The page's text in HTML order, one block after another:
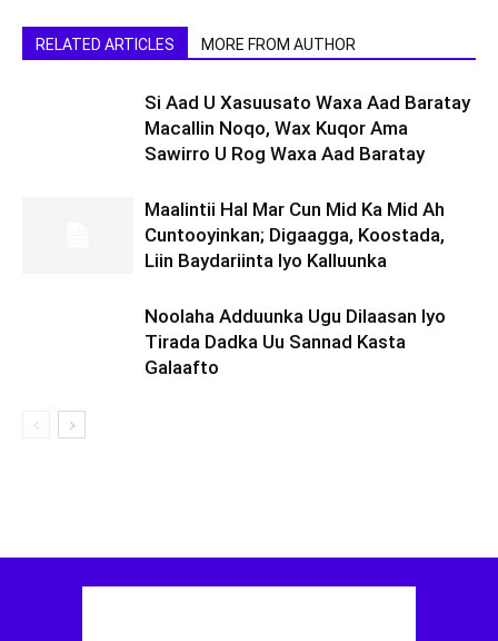
RELATED ARTICLES MORE FROM AUTHOR
Si Aad U Xasuusato Waxa Aad Baratay
Macallin Noqo, Wax Kuqor Ama
Sawirro U Rog Waxa Aad Baratay
Maalintii Hal Mar Cun Mid Ka Mid Ah
Cuntooyinkan; Digaagga, Koostada,
Liin Baydariinta Iyo Kalluunka
Noolaha Adduunka Ugu Dilaasan Iyo
Tirada Dadka Uu Sannad Kasta
Galaafto